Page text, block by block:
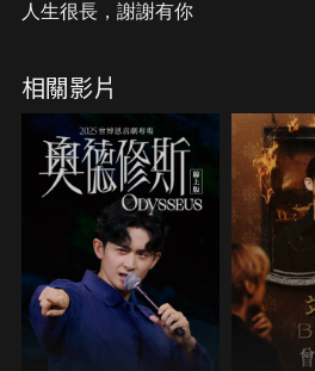
人生很長，謝謝有你
相關影片